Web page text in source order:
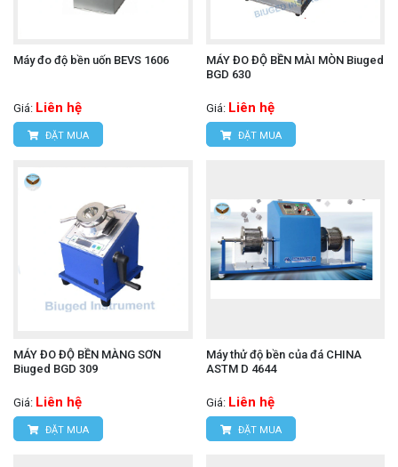
Máy đo độ bền uốn BEVS 1606
Giá: Liên hệ
ĐẶT MUA
MÁY ĐO ĐỘ BỀN MÀI MÒN Biuged
BGD 630
Giá: Liên hệ
ĐẶT MUA
MÁY ĐO ĐỘ BỀN MÀNG SƠN
Biuged BGD 309
Giá: Liên hệ
ĐẶT MUA
Máy thử độ bền của đá CHINA
ASTM D 4644
Giá: Liên hệ
ĐẶT MUA